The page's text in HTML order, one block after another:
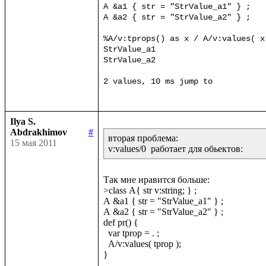
A &a1 { str = "StrValue_a1" } ;
A &a2 { str = "StrValue_a2" } ;
%A/v:tprops() as x / A/v:values(
StrValue_a1
StrValue_a2
Ilya S.
Abdrakhimov
#
15 мая 2011
вторая проблема:
v:values/0  работает для обьектов:
Так мне нравится больше:
>class A{ str v:string; } ;
A &a1 { str = "StrValue_a1" } ;
A &a2 { str = "StrValue_a2" } ;
def pr() {
var tprop = . ;
A/v:values( tprop );
}